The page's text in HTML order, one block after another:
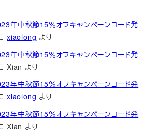
年中秋節15％オフキャンペーンコード発
xiaolong より
年中秋節15％オフキャンペーンコード発
Xian より
年中秋節15％オフキャンペーンコード発
xiaolong より
年中秋節15％オフキャンペーンコード発
Xian より